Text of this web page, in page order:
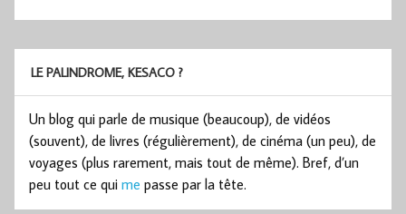
LE PALINDROME, KESACO ?
Un blog qui parle de musique (beaucoup), de vidéos
(souvent), de livres (régulièrement), de cinéma (un peu), de
voyages (plus rarement, mais tout de même). Bref, d’un
peu tout ce qui me passe par la tête.